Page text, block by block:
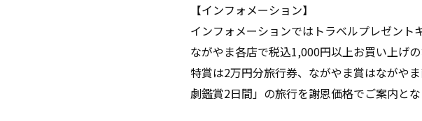
【インフォメーション】
インフォメーションではトラベルプレゼント
ながやま各店で税込1,000円以上お買い上げ
特賞は2万円分旅行券、ながやま賞はながや
劇鑑賞2日間」の旅行を謝恩価格でご案内とな